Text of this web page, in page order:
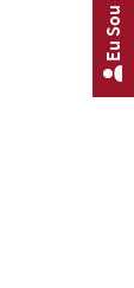
Eu Sou